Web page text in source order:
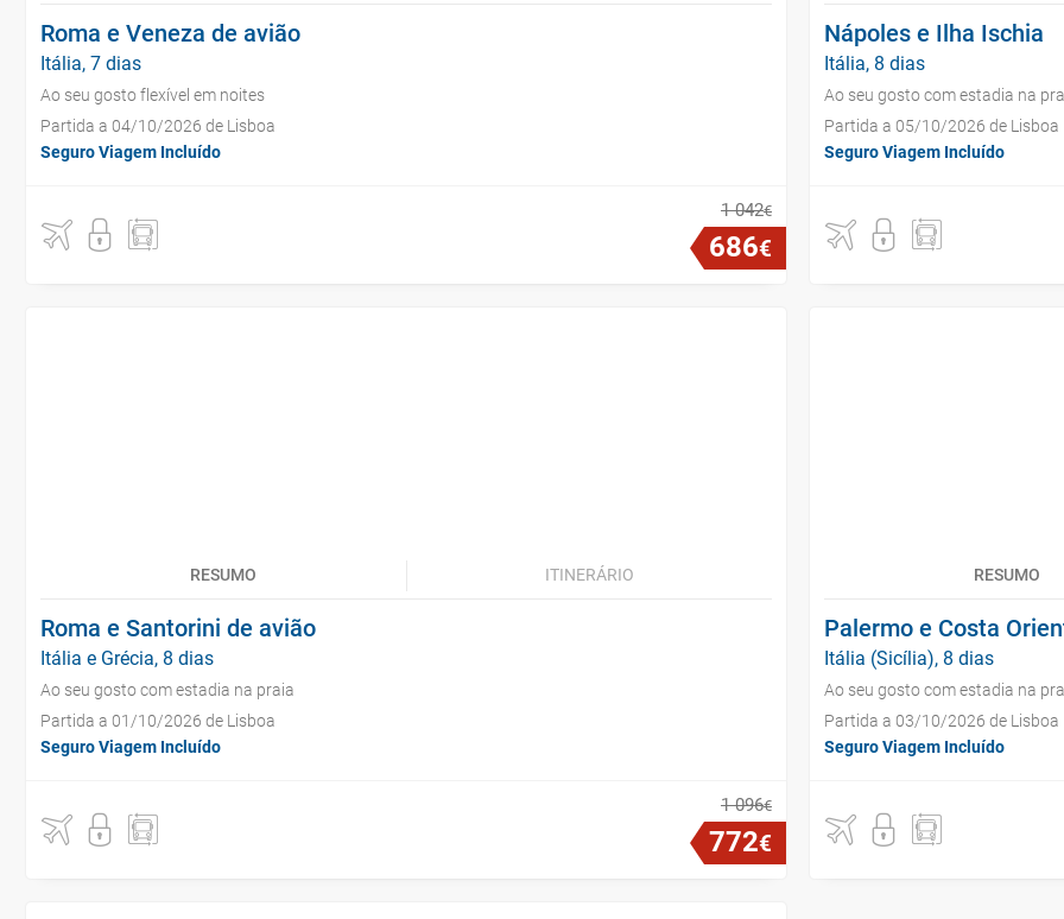
Roma e Veneza de avião
Itália, 7 dias
Ao seu gosto flexível em noites
Partida a 04/10/2026 de Lisboa
Seguro Viagem Incluído
1 042€
686€
Nápoles e Ilha Ischia
Itália, 8 dias
Ao seu gosto com estadia na
Partida a 05/10/2026 de Lisboa
Seguro Viagem Incluído
RESUMO ITINERÁRIO
Roma e Santorini de avião
Itália e Grécia, 8 dias
Ao seu gosto com estadia na praia
Partida a 01/10/2026 de Lisboa
Seguro Viagem Incluído
1 096€
772€
RESUMO
Palermo e Costa
Itália (Sicília), 8 dias
Ao seu gosto com estadia na
Partida a 03/10/2026 de Lisboa
Seguro Viagem Incluído